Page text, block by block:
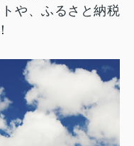
や、ふるさと納税